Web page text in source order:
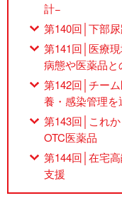
計−
第140回│下部
第141回│医療
病態や医薬品と
第142回│チー
養・感染管理を
第143回│これ
OTC医薬品
第144回│在宅
支援